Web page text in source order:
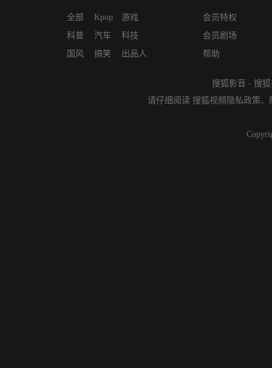
全部
科普
国风
Kpop
汽车
搞笑
游戏
科技
出品人
会员特权
会员剧场
帮助
搜狐影音 - 搜
请仔细阅读 搜狐视频隐私政策、